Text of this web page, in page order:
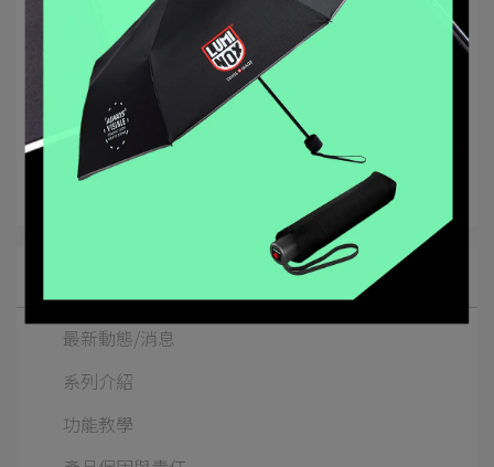
文章分類 bear grylls
功能教學
最新動態/消息
系列介紹
功能教學